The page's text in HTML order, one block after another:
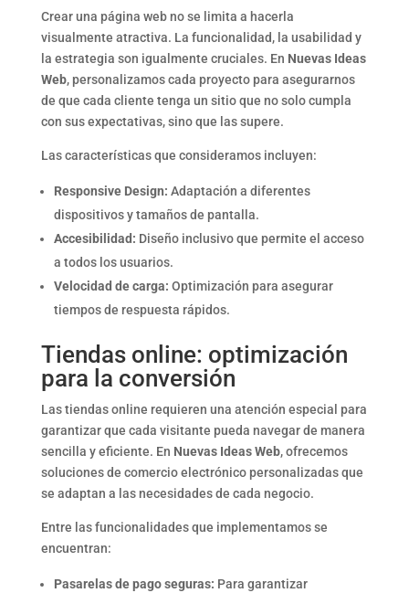
Crear una página web no se limita a hacerla
visualmente atractiva. La funcionalidad, la usabilidad y
la estrategia son igualmente cruciales. En Nuevas Ideas
Web, personalizamos cada proyecto para asegurarnos
de que cada cliente tenga un sitio que no solo cumpla
con sus expectativas, sino que las supere.
Las características que consideramos incluyen:
Responsive Design: Adaptación a diferentes
dispositivos y tamaños de pantalla.
Accesibilidad: Diseño inclusivo que permite el acceso
a todos los usuarios.
Velocidad de carga: Optimización para asegurar
tiempos de respuesta rápidos.
Tiendas online: optimización
para la conversión
Las tiendas online requieren una atención especial para
garantizar que cada visitante pueda navegar de manera
sencilla y eficiente. En Nuevas Ideas Web, ofrecemos
soluciones de comercio electrónico personalizadas que
se adaptan a las necesidades de cada negocio.
Entre las funcionalidades que implementamos se
encuentran:
Pasarelas de pago seguras: Para garantizar